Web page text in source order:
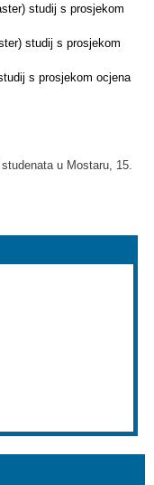
studij s prosjekom
studij s prosjekom
s prosjekom ocjena
u Mostaru, 15.